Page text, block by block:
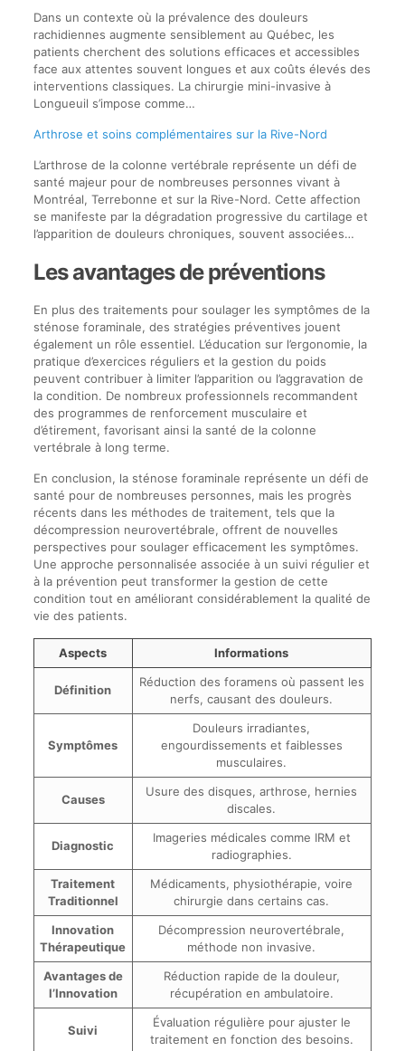
Dans un contexte où la prévalence des douleurs
rachidiennes augmente sensiblement au Québec, les
patients cherchent des solutions efficaces et accessibles
face aux attentes souvent longues et aux coûts élevés des
interventions classiques. La chirurgie mini-invasive à
Longueuil s’impose comme…
Arthrose et soins complémentaires sur la Rive-Nord
L’arthrose de la colonne vertébrale représente un défi de
santé majeur pour de nombreuses personnes vivant à
Montréal, Terrebonne et sur la Rive-Nord. Cette affection
se manifeste par la dégradation progressive du cartilage et
l’apparition de douleurs chroniques, souvent associées…
Les avantages de préventions
En plus des traitements pour soulager les symptômes de la
sténose foraminale, des stratégies préventives jouent
également un rôle essentiel. L’éducation sur l’ergonomie, la
pratique d’exercices réguliers et la gestion du poids
peuvent contribuer à limiter l’apparition ou l’aggravation de
la condition. De nombreux professionnels recommandent
des programmes de renforcement musculaire et
d’étirement, favorisant ainsi la santé de la colonne
vertébrale à long terme.
En conclusion, la sténose foraminale représente un défi de
santé pour de nombreuses personnes, mais les progrès
récents dans les méthodes de traitement, tels que la
décompression neurovertébrale, offrent de nouvelles
perspectives pour soulager efficacement les symptômes.
Une approche personnalisée associée à un suivi régulier et
à la prévention peut transformer la gestion de cette
condition tout en améliorant considérablement la qualité de
vie des patients.
Aspects Informations
Définition
Réduction des foramens où passent les
nerfs, causant des douleurs.
Symptômes
Douleurs irradiantes,
engourdissements et faiblesses
musculaires.
Causes
Usure des disques, arthrose, hernies
discales.
Diagnostic
Imageries médicales comme IRM et
radiographies.
Traitement
Traditionnel
Médicaments, physiothérapie, voire
chirurgie dans certains cas.
Innovation
Thérapeutique
Décompression neurovertébrale,
méthode non invasive.
Avantages de
l’Innovation
Réduction rapide de la douleur,
récupération en ambulatoire.
Suivi
Évaluation régulière pour ajuster le
traitement en fonction des besoins.